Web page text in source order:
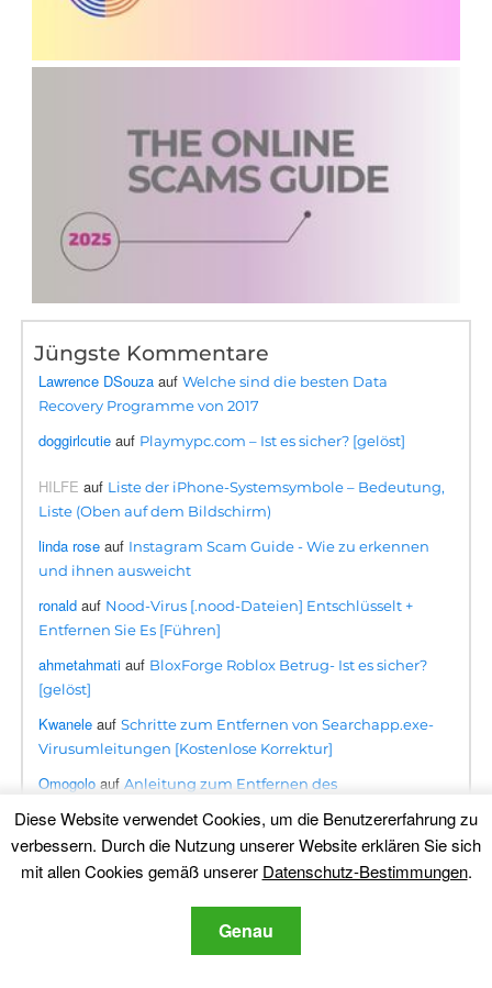
Jüngste Kommentare
Lawrence DSouza aufWelche sind die besten Data
Recovery Programme von 2017
doggirlcutie auf Playmypc.com – Ist es sicher? [gelöst]
HILFE auf Liste der iPhone-Systemsymbole – Bedeutung,
Liste (Oben auf dem Bildschirm)
linda rose auf Instagram Scam Guide - Wie zu erkennen
und ihnen ausweicht
ronald auf Nood-Virus [.nood-Dateien] Entschlüsselt +
Entfernen Sie Es [Führen]
ahmetahmati auf BloxForge Roblox Betrug- Ist es sicher?
[gelöst]
Kwanele aufSchritte zum Entfernen von Searchapp.exe-
Virusumleitungen [Kostenlose Korrektur]
Omogolo aufAnleitung zum Entfernen des
DennisaufLottingem.com-Popup-Malware – Removal
Guide
Entfernen Consumerreward.net sofort
Diese Website verwendet Cookies, um die Benutzererfahrung zu
verbessern. Durch die Nutzung unserer Website erklären Sie sich
mit allen Cookies gemäß unserer Datenschutz-Bestimmungen.
Genau